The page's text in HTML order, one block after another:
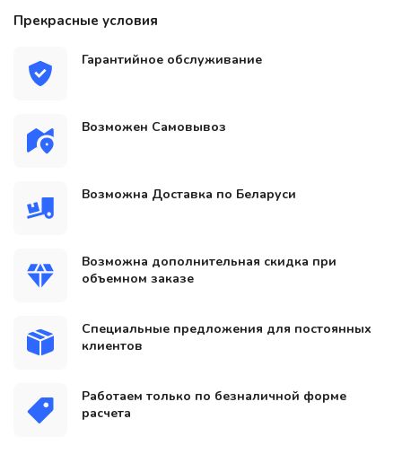
Прекрасные условия
Гарантийное обслуживание
Возможен Самовывоз
Возможна Доставка по Беларуси
Возможна дополнительная скидка при
объемном заказе
Специальные предложения для постоянных
клиентов
Работаем только по безналичной форме
расчета